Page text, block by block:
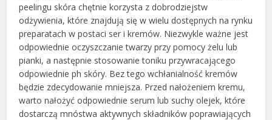
peelingu skóra chętnie korzysta z dobrodziejstw
odżywienia, które znajdują się w wielu dostępnych na rynku
preparatach w postaci ser i kremów. Niezwykle ważne jest
odpowiednie oczyszczanie twarzy przy pomocy żelu lub
pianki, a następnie stosowanie toniku przywracającego
odpowiednie ph skóry. Bez tego wchłanialność kremów
będzie zdecydowanie mniejsza. Przed nałożeniem kremu,
warto nałożyć odpowiednie serum lub suchy olejek, które
dostarczą mnóstwa aktywnych składników poprawiających